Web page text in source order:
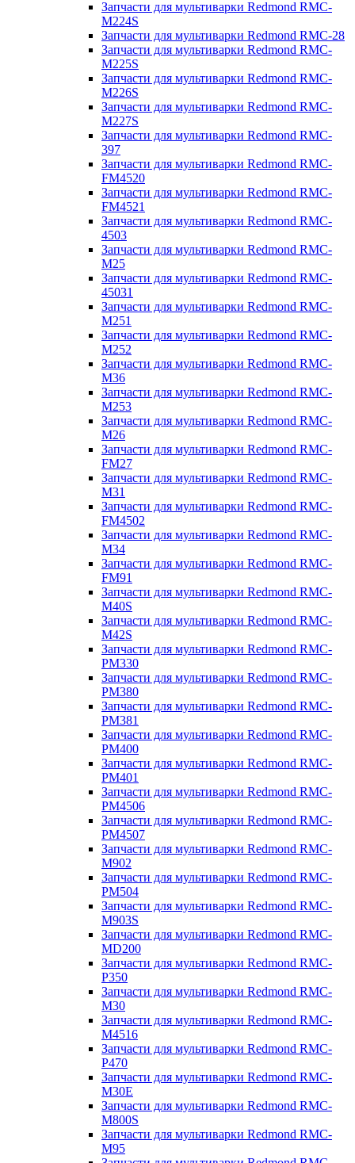
Запчасти для мультиварки Redmond RMC-
M224S
Запчасти для мультиварки Redmond RMC-28
Запчасти для мультиварки Redmond RMC-
M225S
Запчасти для мультиварки Redmond RMC-
M226S
Запчасти для мультиварки Redmond RMC-
M227S
Запчасти для мультиварки Redmond RMC-
397
Запчасти для мультиварки Redmond RMC-
FM4520
Запчасти для мультиварки Redmond RMC-
FM4521
Запчасти для мультиварки Redmond RMC-
4503
Запчасти для мультиварки Redmond RMC-
M25
Запчасти для мультиварки Redmond RMC-
45031
Запчасти для мультиварки Redmond RMC-
M251
Запчасти для мультиварки Redmond RMC-
M252
Запчасти для мультиварки Redmond RMC-
M36
Запчасти для мультиварки Redmond RMC-
M253
Запчасти для мультиварки Redmond RMC-
M26
Запчасти для мультиварки Redmond RMC-
FM27
Запчасти для мультиварки Redmond RMC-
M31
Запчасти для мультиварки Redmond RMC-
FM4502
Запчасти для мультиварки Redmond RMC-
M34
Запчасти для мультиварки Redmond RMC-
FM91
Запчасти для мультиварки Redmond RMC-
M40S
Запчасти для мультиварки Redmond RMC-
M42S
Запчасти для мультиварки Redmond RMC-
PM330
Запчасти для мультиварки Redmond RMC-
PM380
Запчасти для мультиварки Redmond RMC-
PM381
Запчасти для мультиварки Redmond RMC-
PM400
Запчасти для мультиварки Redmond RMC-
PM401
Запчасти для мультиварки Redmond RMC-
PM4506
Запчасти для мультиварки Redmond RMC-
PM4507
Запчасти для мультиварки Redmond RMC-
M902
Запчасти для мультиварки Redmond RMC-
PM504
Запчасти для мультиварки Redmond RMC-
M903S
Запчасти для мультиварки Redmond RMC-
MD200
Запчасти для мультиварки Redmond RMC-
P350
Запчасти для мультиварки Redmond RMC-
M30
Запчасти для мультиварки Redmond RMC-
M4516
Запчасти для мультиварки Redmond RMC-
P470
Запчасти для мультиварки Redmond RMC-
M30E
Запчасти для мультиварки Redmond RMC-
M800S
Запчасти для мультиварки Redmond RMC-
M95